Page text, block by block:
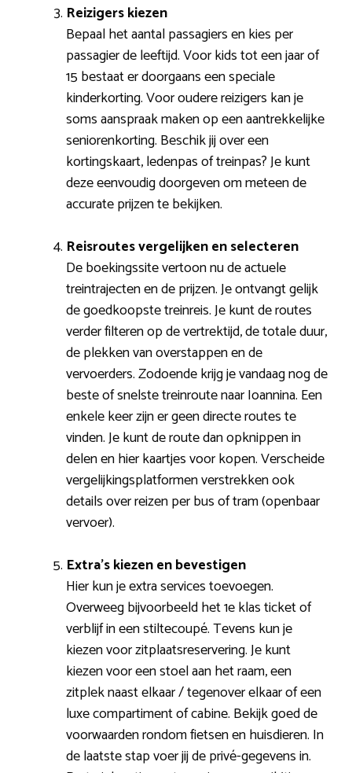
Reizigers kiezen
Bepaal het aantal passagiers en kies per
passagier de leeftijd. Voor kids tot een jaar of
15 bestaat er doorgaans een speciale
kinderkorting. Voor oudere reizigers kan je
soms aanspraak maken op een aantrekkelijke
seniorenkorting. Beschik jij over een
kortingskaart, ledenpas of treinpas? Je kunt
deze eenvoudig doorgeven om meteen de
accurate prijzen te bekijken.
Reisroutes vergelijken en selecteren
De boekingssite vertoon nu de actuele
treintrajecten en de prijzen. Je ontvangt gelijk
de goedkoopste treinreis. Je kunt de routes
verder filteren op de vertrektijd, de totale duur,
de plekken van overstappen en de
vervoerders. Zodoende krijg je vandaag nog de
beste of snelste treinroute naar Ioannina. Een
enkele keer zijn er geen directe routes te
vinden. Je kunt de route dan opknippen in
delen en hier kaartjes voor kopen. Verscheide
vergelijkingsplatformen verstrekken ook
details over reizen per bus of tram (openbaar
vervoer).
Extra’s kiezen en bevestigen
Hier kun je extra services toevoegen.
Overweeg bijvoorbeeld het 1e klas ticket of
verblijf in een stiltecoupé. Tevens kun je
kiezen voor zitplaatsreservering. Je kunt
kiezen voor een stoel aan het raam, een
zitplek naast elkaar / tegenover elkaar of een
luxe compartiment of cabine. Bekijk goed de
voorwaarden rondom fietsen en huisdieren. In
de laatste stap voer jij de privé-gegevens in.